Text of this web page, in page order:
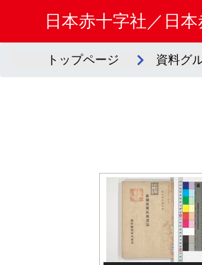
日本赤十字社／日
トップページ 資料グ